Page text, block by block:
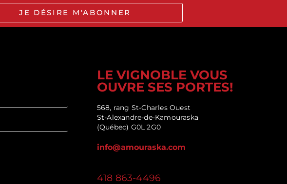
JE DÉSIRE M'ABONNER
LE VIGNOBLE VOUS
OUVRE SES PORTES!
568, rang St-Charles Ouest
St-Alexandre-de-Kamouraska
(Québec) G0L 2G0
info@amouraska.com
418 863-4496